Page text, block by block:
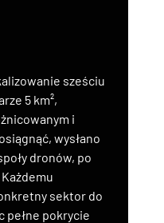
sześciu
5 km²,
i
wysłano
dronów, po
sektor do
pełne pokrycie